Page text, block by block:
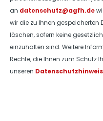
an datenschutz@agfh.de
wir die zu Ihnen
löschen, sofern keine
einzuhalten sind. Weitere
Rechte, die Ihnen zum Schutz
unseren